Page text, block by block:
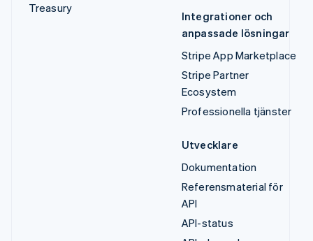
Treasury
Integrationer och
anpassade lösningar
Stripe App Marketplace
Stripe Partner
Ecosystem
Professionella tjänster
Utvecklare
Dokumentation
Referensmaterial för
API
API-status